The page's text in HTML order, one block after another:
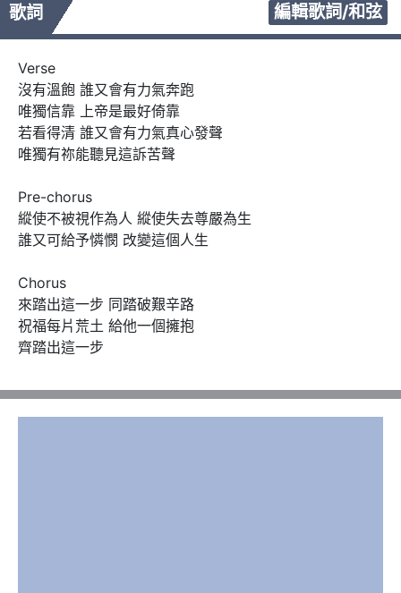
歌詞 編輯歌詞/和弦
Verse
沒有溫飽 誰又會有力氣奔跑
唯獨信靠 上帝是最好倚靠
若看得清 誰又會有力氣真心發聲
唯獨有祢能聽見這訴苦聲
Pre-chorus
縱使不被視作為人 縱使失去尊嚴為生
誰又可給予憐憫 改變這個人生
Chorus
來踏出這一步 同踏破艱辛路
祝福每片荒土 給他一個擁抱
齊踏出這一步